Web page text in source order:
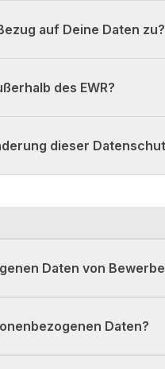
auf Deine Daten zu?
des EWR?
dieser
Daten von
Daten?